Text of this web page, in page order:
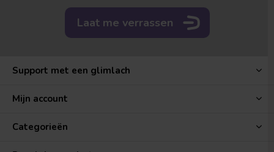
Laat me verrassen
Support met een glimlach
Mijn account
Categorieën